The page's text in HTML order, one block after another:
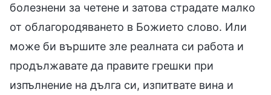
болезнени за четене и затова страдате малко
от облагородяването в Божието слово. Или
може би вършите зле реалната си работа и
продължавате да правите грешки при
изпълнение на дълга си, изпитвате вина и